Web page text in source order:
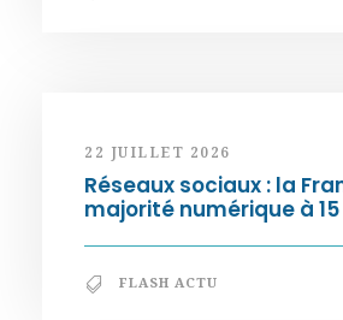
22 JUILLET 2026
Réseaux sociaux : la
majorité numérique à
FLASH ACTU